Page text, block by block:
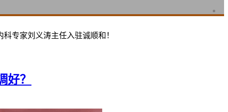
专家刘义涛主任入驻诚顺和！
？